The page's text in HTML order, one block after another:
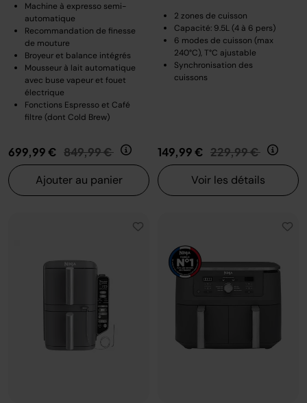
Machine à expresso semi-
automatique
Recommandation de finesse
de mouture
Broyeur et balance intégrés
Mousseur à lait automatique
avec buse vapeur et fouet
électrique
Fonctions Espresso et Café
filtre (dont Cold Brew)
699,99 € Prix réduit de
849,99 € au
Ajouter au panier
2 zones de cuisson
Capacité: 9.5L (4 à 6 pers)
6 modes de cuisson (max
240°C), T°C ajustable
Synchronisation des
cuissons
149,99 € Prix réduit de
229,99 € au
Voir les détails